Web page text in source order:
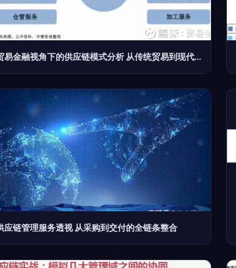
贸易金融视角下的供应链模式分析 从传统贸易到现代服务转型
应链管理服务透视 从采购到交付的全链条整合